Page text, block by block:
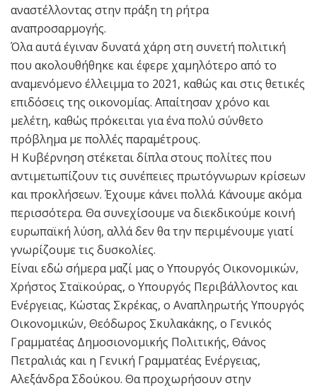
αναστέλλοντας στην πράξη τη ρήτρα
αναπροσαρμογής.
Όλα αυτά έγιναν δυνατά χάρη στη συνετή πολιτική
που ακολουθήθηκε και έφερε χαμηλότερο από το
αναμενόμενο έλλειμμα το 2021, καθώς και στις θετικές
επιδόσεις της οικονομίας. Απαίτησαν χρόνο και
μελέτη, καθώς πρόκειται για ένα πολύ σύνθετο
πρόβλημα με πολλές παραμέτρους.
Η Κυβέρνηση στέκεται δίπλα στους πολίτες που
αντιμετωπίζουν τις συνέπειες πρωτόγνωρων κρίσεων
και προκλήσεων. Έχουμε κάνει πολλά. Κάνουμε ακόμα
περισσότερα. Θα συνεχίσουμε να διεκδικούμε κοινή
ευρωπαϊκή λύση, αλλά δεν θα την περιμένουμε γιατί
γνωρίζουμε τις δυσκολίες.
Είναι εδώ σήμερα μαζί μας ο Υπουργός Οικονομικών,
Χρήστος Σταϊκούρας, ο Υπουργός Περιβάλλοντος και
Ενέργειας, Κώστας Σκρέκας, ο Αναπληρωτής Υπουργός
Οικονομικών, Θεόδωρος Σκυλακάκης, ο Γενικός
Γραμματέας Δημοσιονομικής Πολιτικής, Θάνος
Πετραλιάς και η Γενική Γραμματέας Ενέργειας,
Αλεξάνδρα Σδούκου. Θα προχωρήσουν στην